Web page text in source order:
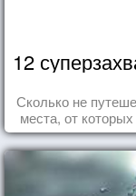
12
Сколько не
места, от